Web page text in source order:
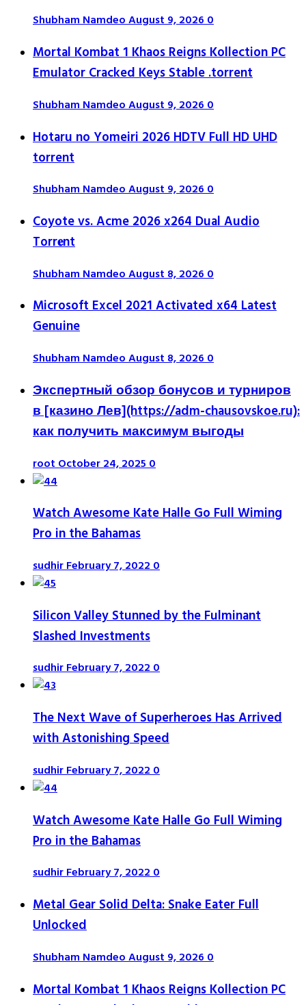
Shubham NamdeoAugust 9, 20260
Mortal Kombat 1 Khaos Reigns Kollection PC
Emulator Cracked Keys Stable .torrent
Shubham NamdeoAugust 9, 20260
Hotaru no Yomeiri 2026 HDTV Full HD UHD
torrent
Shubham NamdeoAugust 9, 20260
Coyote vs. Acme 2026 x264 Dual Audio
Torr𝐞nt
Shubham NamdeoAugust 8, 20260
Microsoft Excel 2021 Activated x64 Latest
Genuine
Shubham NamdeoAugust 8, 20260
Экспертный обзор бонусов и турниров
в [казино Лев](https://adm-chausovskoe.ru):
как получить максимум выгоды
rootOctober 24, 20250
Watch Awesome Kate Halle Go Full Wiming
Pro in the Bahamas
sudhirFebruary 7, 20220
Silicon Valley Stunned by the Fulminant
Slashed Investments
sudhirFebruary 7, 20220
The Next Wave of Superheroes Has Arrived
with Astonishing Speed
sudhirFebruary 7, 20220
Watch Awesome Kate Halle Go Full Wiming
Pro in the Bahamas
sudhirFebruary 7, 20220
Metal Gear Solid Delta: Snake Eater Full
Unlocked
Shubham NamdeoAugust 9, 20260
Mortal Kombat 1 Khaos Reigns Kollection PC